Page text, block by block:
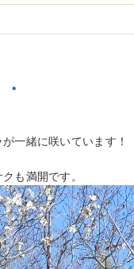
一緒に咲いています！
も満開です。